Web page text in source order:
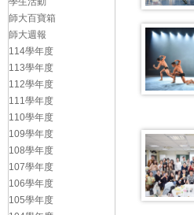
師大百寶箱
師大週報
114學年度
113學年度
112學年度
111學年度
110學年度
109學年度
108學年度
107學年度
106學年度
105學年度